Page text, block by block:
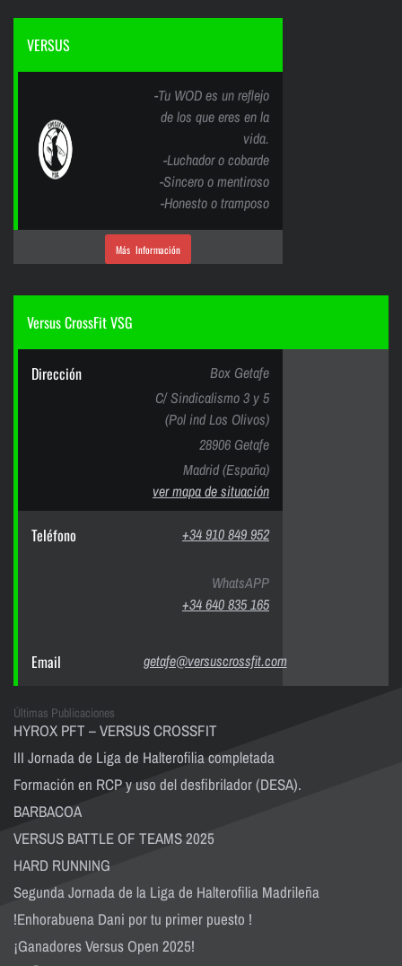
VERSUS
-Tu WOD es un reflejo
de los que eres en la
vida.
-Luchador o cobarde
-Sincero o mentiroso
-Honesto o tramposo
Más Información
Versus CrossFit VSG
Dirección
Box Getafe
C/ Sindicalismo 3 y 5
(Pol ind Los Olivos)
28906 Getafe
Madrid (España)
ver mapa de situación
Teléfono +34 910 849 952
WhatsAPP
+34 640 835 165
Email getafe@versuscrossfit.com
Últimas Publicaciones
HYROX PFT – VERSUS CROSSFIT
III Jornada de Liga de Halterofilia completada
Formación en RCP y uso del desfibrilador (DESA).
BARBACOA
VERSUS BATTLE OF TEAMS 2025
HARD RUNNING
Segunda Jornada de la Liga de Halterofilia Madrileña
!Enhorabuena Dani por tu primer puesto !
¡Ganadores Versus Open 2025!